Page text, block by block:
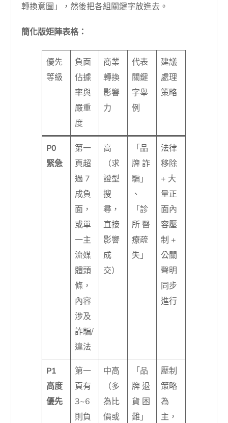
轉換意圖」，然後把各組關鍵字放進去。
簡化版矩陣表格：
優先
等級
負面
佔據
率與
嚴重
度
商業
轉換
影響
力
代表
關鍵
字舉
例
建議
處理
策略
P0
緊急
第一
頁超
過 7
成負
面，
或單
一主
流媒
體頭
條，
內容
涉及
詐騙/
違法
高
（求
證型
搜
尋，
直接
影響
成
交）
「品
牌 詐
騙」
、
「診
所 醫
療疏
失」
法律
移除
+ 大
量正
面內
容壓
制 +
公關
聲明
同步
進行
P1
高度
優先
第一
頁有
3~6
則負
中高
（多
為比
價或
「品
牌 退
貨 困
難」
壓制
策略
為
主，